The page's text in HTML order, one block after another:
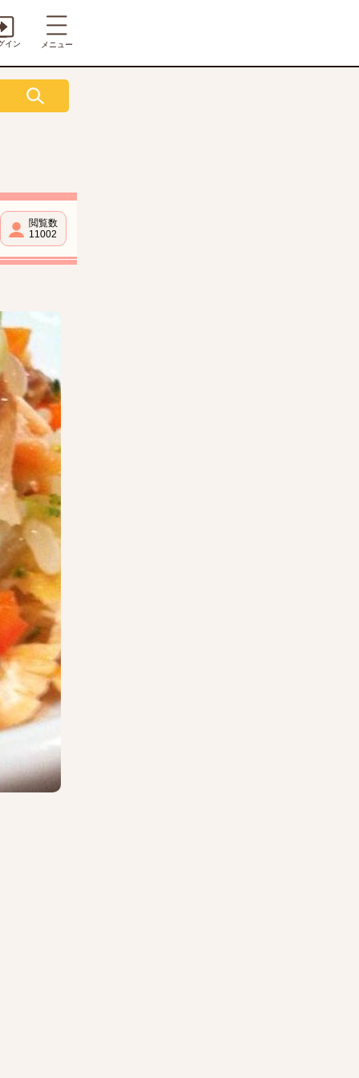
イン メニュー
閲覧数
11002